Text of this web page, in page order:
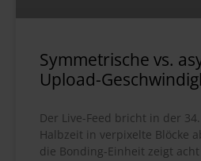
Symmetrische vs.
Upload-
Der Live-Feed bricht in der
Halbzeit in verpixelte Blöcke
die Bonding-Einheit zeigt